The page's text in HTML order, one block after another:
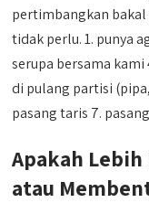
pertimbangkan bakal
tidak perlu. 1. punya
serupa bersama
di pulang partisi
pasang taris 7.
Apakah
atau